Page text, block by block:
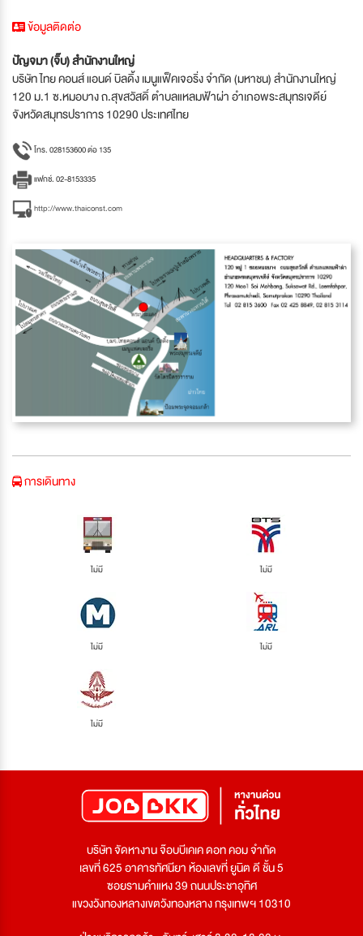
ข้อมูลติดต่อ
ปัญจมา (จิ๊บ) สำนักงานใหญ่
บริษัท ไทย คอนส์ แอนด์ บิลดิ้ง เมนูแฟ็คเจอริ่ง จำกัด (มหาชน) สำนักงานใหญ่
120 ม.1 ซ.หมอบาง ถ.สุขสวัสดิ์ ตำบลแหลมฟ้าผ่า อำเภอพระสมุทรเจดีย์
จังหวัดสมุทรปราการ 10290 ประเทศไทย
โทร. 028153600 ต่อ 135
แฟกซ์. 02-8153335
http://www.thaiconst.com
การเดินทาง
ไม่มี ไม่มี
ไม่มี ไม่มี
ไม่มี
บริษัท จัดหางาน จ๊อบบีเคเค ดอท คอม จำกัด
เลขที่ 625 อาคารทัศนียา ห้องเลขที่ ยูนิต ดี ชั้น 5
ซอยรามคำแหง 39 ถนนประชาอุทิศ
แขวงวังทองหลางเขตวังทองหลาง กรุงเทพฯ 10310